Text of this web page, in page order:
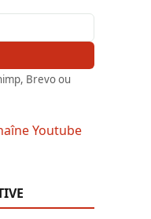
Brevo ou